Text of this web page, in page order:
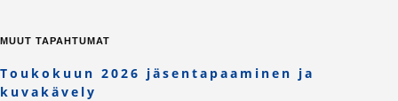
MUUT TAPAHTUMAT
Toukokuun 2026 jäsentapaaminen ja
kuvakävely